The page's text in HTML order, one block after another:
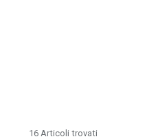
16 Articoli trovati